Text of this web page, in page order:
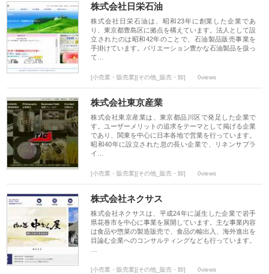
株式会社日栄石油
株式会社日栄石油は、昭和23年に創業した企業であ
り、東京都豊島区に拠点を構えています。法人として設
立されたのは昭和42年のことで、石油製品販売事業を
手掛けています。バリエーション豊かな石油製品を扱っ
て…
[小売業・販売業][その他_販売・卸] 0views
株式会社東京産業
株式会社東京産業は、東京都品川区で発足した企業で
す。ユーザーメリットの追求をテーマとして掲げる企業
であり、関東を中心に日本各地で営業を行っています。
昭和40年に設立された息の長い企業で、リネンサプラ
イ…
[小売業・販売業][その他_販売・卸] 0views
株式会社ネクサス
株式会社ネクサスは、平成24年に誕生した企業で岩手
県花巻市を中心に事業を展開しています。主な事業内容
は食品や惣菜の製造販売で、食品の輸出入、海外進出を
目論む企業へのコンサルティングなども行っています。
[小売業・販売業][その他_販売・卸] 0views